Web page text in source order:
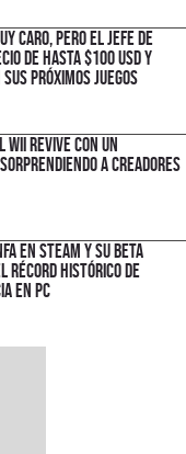
caro, pero el jefe de
de hasta $100 USD y
próximos juegos
Wii revive con un
a creadores
en Steam y su Beta
récord histórico de
en PC